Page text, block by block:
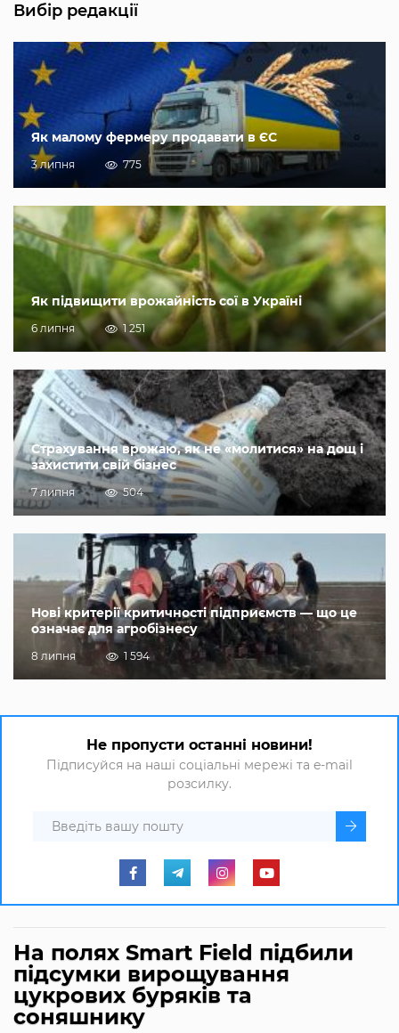
Вибір редакції
Як малому фермеру продавати в ЄС
3 липня 775
Як підвищити врожайність сої в Україні
6 липня 1 251
Страхування врожаю, як не «молитися» на дощ і
захистити свій бізнес
7 липня 504
Нові критерії критичності підприємств — що це
означає для агробізнесу
8 липня 1 594
Не пропусти останні новини!
Підписуйся на наші соціальні мережі та e-mail
розсилку.
На полях Smart Field підбили
підсумки вирощування
цукрових буряків та
соняшнику